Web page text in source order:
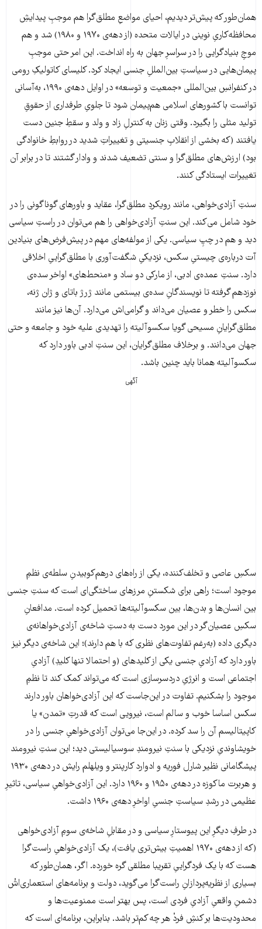
همان‌طور که پیش‌تر دیدیم، احیای مواضعِ مطلق‌گرا هم موجبِ پیدایشِ
محافظه‌کاریِ نوینی در ایالات متحده (از دهه‌ی ۱۹۷۰ و ۱۹۸۰) شد و هم
موجِ بنیادگرایی را در سراسرِ جهان به راه انداخت. این امر حتی موجبِ
پیمان‌هایی در سیاستِ بین‌المللِ جنسی ایجاد کرد. کلیسای کاتولیکِ رومی
در کنفرانسِ بین‌المللی «جمعیت و توسعه» در اوایل دهه‌ی ۱۹۹۰، به‌آسانی
توانست با کشورهای اسلامی هم‌پیمان شود تا جلویِ طرفداری از حقوقِ
تولید مثلی را بگیرد. وقتی زنان به کنترلِ زاد و ولد و سقطِ جنین دست
یافتند (که بخشی از انقلابِ جنسیتی و تغییراتِ شدید در روابطِ خانوادگی
بود) ارزش‌های مطلق‌گرا و سنتی تضعیف شدند و وادار گشتند تا در برابر آن
تغییرات ایستادگی کنند.
سنتِ آزادی‌خواهی، مانند رویکردِ مطلق‌گرا، عقاید و باورهای گوناگونی را در
خود شامل می‌کند. این سنتِ آزادی‌خواهی را هم می‌توان در راستِ سیاسی
دید و هم در چپِ سیاسی. یکی از مولفه‌های مهم در پیش‌فرض‌های بنیادین‌
آت درباره‌ی چیستیِ سکس، نزدیکیِ شگفت‌آوری با مطلق‌گراییِ اخلاقی
دارد. سنتِ عمده‌ی ادبی، از مارکی دو ساد و «منحط‌های» اواخر سده‌ی
نوزدهم گرفته تا نویسندگانِ سده‌ی بیستمی مانند ژرژ باتای و ژان ژنه،
سکس را خطر و عصیان می‌داند و گرامی‌اش می‌دارد. آن‌ها نیز مانند
مطلق‌گرایانِ مسیحی گویا سکسوآلیته را تهدیدی علیه خود و جامعه و حتی
جهان می‌دانند. و برخلاف مطلق‌گرایان، این سنتِ ادبی باور دارد که
سکسوآلیته همانا باید چنین باشد.
آگهی
سکسِ عاصی و تخلف‌کننده، یکی از راه‌های درهم‌کوبیدنِ سلطه‌ی نظمِ
موجود است؛ راهی برای شکستنِ مرزهای ساختگی‌ای است که سنتِ جنسی
بین انسان‌ها و بدن‌ها، بین سکسوآلیته‌ها تحمیل کرده است. مدافعانِ
سکسِ عصیان‌گر در این مورد دست به دستِ شاخه‌ی آزادی‌خواهانه‌ی
دیگری داده (به‌رغم تفاوت‌های نظری که با هم دارند)؛ این شاخه‌ی دیگر نیز
باور دارد که آزادیِ جنسی یکی از کلیدهای (و احتمالا تنها کلیدِ) آزادیِ
اجتماعی است و انرژیِ دردسرسازی است که می‌تواند کمک کند تا نظمِ
موجود را بشکنیم. تفاوت در این‌جاست که این آزادی‌خواهان باور دارند
سکس اساسا خوب و سالم است، نیرویی است که قدرتِ «تمدن» یا
کاپیتالیسم آن را سد کرده. در این‌جا می‌توان آزادی‌خواهیِ جنسی را در
خویشاوندیِ نزدیکی با سنتِ نیرومندِ سوسیالیستی دید؛ این سنتِ نیرومند
پیشگامانی نظیر شارل فوریه و ادوارد کارپنتر و ویلهلم رایش در دهه‌ی ۱۹۳۰
و هربرت ماکوزه در دهه‌ی ۱۹۵۰ و ۱۹۶۰ دارد. این آزادی‌خواهیِ سیاسی، تاثیرِ
عظیمی در رشدِ سیاستِ جنسیِ اواخرِ دهه‌ی ۱۹۶۰ داشت.
در طرفِ دیگرِ این پیوستارِ سیاسی و در مقابلِ شاخه‌ی سومِ آزادی‌خواهی
(که از دهه‌ی ۱۹۷۰ اهمیتِ بیش‌تری یافت)، یک آزادی‌خواهیِ راست‌گرا
هست که با یک فردگراییِ تقریبا مطلقی گره خورده. اگر، همان‌طور که
بسیاری از نظریه‌پردازانِ راست‌گرا می‌گوید، دولت و برنامه‌های استعماری‌اشْ
دشمنِ واقعیِ آزادیِ فردی است، پس بهتر است ممنوعیت‌ها و
محدودیت‌ها بر کنشِ فردْ هر چه کم‌تر باشد. بنابراین، برنامه‌ای است که